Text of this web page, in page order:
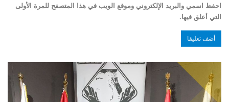
احفظ اسمي والبريد الإلكتروني وموقع الويب في هذا المتصفح للمرة الأولى
التي أعلق فيها.